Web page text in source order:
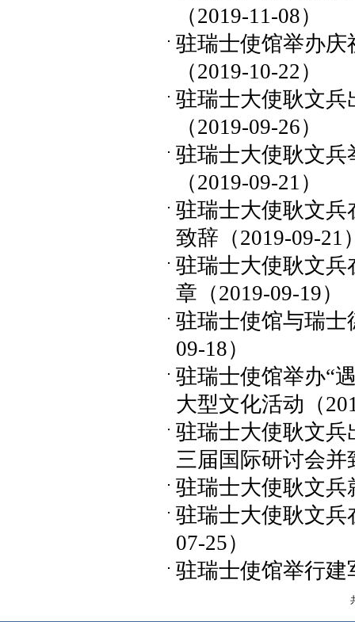
（2019-11-08）
驻瑞士使馆举办
（2019-10-22）
驻瑞士大使耿文
（2019-09-26）
驻瑞士大使耿文兵
（2019-09-21）
驻瑞士大使耿文兵
致辞 （2019-09-21
驻瑞士大使耿文
章 （2019-09-19）
驻瑞士使馆与瑞
09-18）
驻瑞士使馆举办“
大型文化活动 （
驻瑞士大使耿文兵
三届国际研讨会并
驻瑞士大使耿文
驻瑞士大使耿文
07-25）
驻瑞士使馆举行建